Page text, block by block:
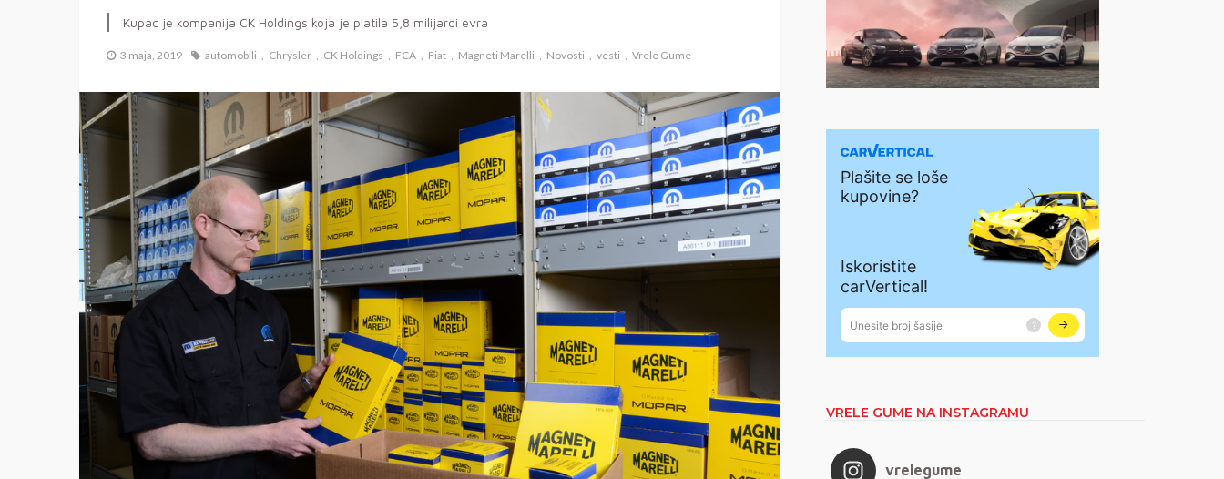
Kupac je kompanija CK Holdings koja je platila 5,8 milijardi evra
3 maja, 2019 automobili Chrysler CK Holdings FCA Fiat Magneti Marelli Novosti vesti Vrele Gume
VRELE GUME NA INSTAGRAMU
vrelegume